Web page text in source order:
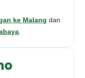
ke Malang dan